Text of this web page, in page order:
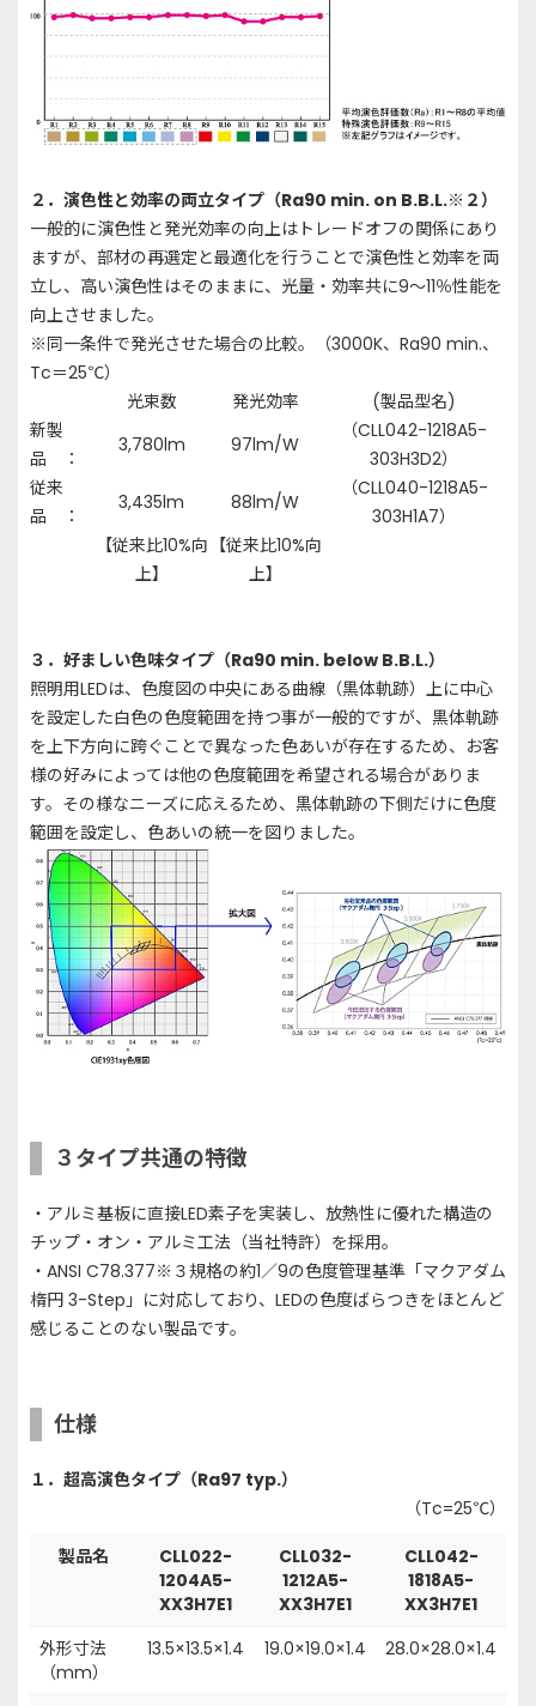
２．演色性と効率の両立タイプ（Ra90 min. on B.B.L.※２）
一般的に演色性と発光効率の向上はトレードオフの関係にあり
ますが、部材の再選定と最適化を行うことで演色性と効率を両
立し、高い演色性はそのままに、光量・効率共に9～11％性能を
向上させました。
※同一条件で発光させた場合の比較。（3000K、Ra90 min.、
Tc＝25℃）
光束数
発光効率
(製品型名)
新製
品 ：
3,780lm 97lm/W
（CLL042-1218A5-
303H3D2）
従来
品 ：
3,435lm 88lm/W
（CLL040-1218A5-
303H1A7）
【従来比10%向
上】
【従来比10%向
上】
３．好ましい色味タイプ（Ra90 min. below B.B.L.）
照明用LEDは、色度図の中央にある曲線（黒体軌跡）上に中心
を設定した白色の色度範囲を持つ事が一般的ですが、黒体軌跡
を上下方向に跨ぐことで異なった色あいが存在するため、お客
様の好みによっては他の色度範囲を希望される場合がありま
す。その様なニーズに応えるため、黒体軌跡の下側だけに色度
範囲を設定し、色あいの統一を図りました。
３タイプ共通の特徴
・アルミ基板に直接LED素子を実装し、放熱性に優れた構造の
チップ・オン・アルミ工法（当社特許）を採用。
・ANSI C78.377※３規格の約1／9の色度管理基準「マクアダム
楕円 3-Step」に対応しており、LEDの色度ばらつきをほとんど
感じることのない製品です。
仕様
１．超高演色タイプ（Ra97 typ.）
（Tc=25℃）
製品名
CLL022-
1204A5-
XX3H7E1
CLL032-
1212A5-
XX3H7E1
CLL042-
1818A5-
XX3H7E1
外形寸法
（mm）
13.5×13.5×1.4 19.0×19.0×1.4 28.0×28.0×1.4